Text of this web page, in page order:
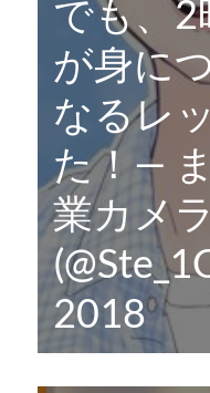
でも、2
が身に
なるレ
た！—
業カメ
2018